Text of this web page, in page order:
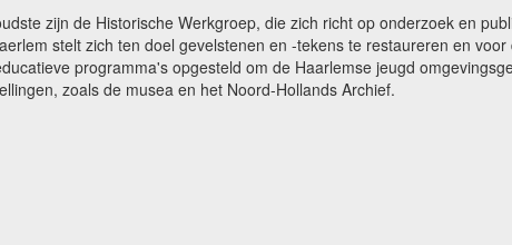
zijn de Historische Werkgroep, die zich richt op onderzoek en
stelt zich ten doel gevelstenen en -tekens te restaureren en
programma's opgesteld om de Haarlemse jeugd
zoals de musea en het Noord-Hollands Archief.